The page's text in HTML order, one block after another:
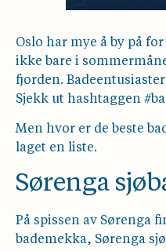
Oslo har mye å by på
ikke bare i
fjorden.
Sjekk ut hashtaggen
Men hvor er de beste
laget en liste.
Sørenga
På spissen av Sørenga
bademekka, Sørenga